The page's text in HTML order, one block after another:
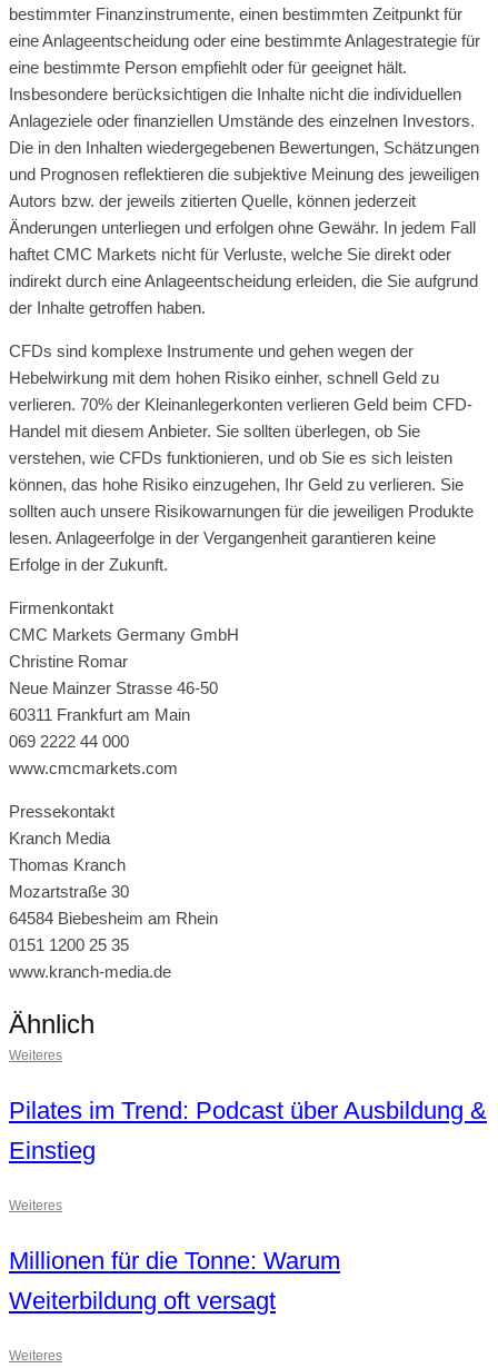
bestimmter Finanzinstrumente, einen bestimmten Zeitpunkt für
eine Anlageentscheidung oder eine bestimmte Anlagestrategie für
eine bestimmte Person empfiehlt oder für geeignet hält.
Insbesondere berücksichtigen die Inhalte nicht die individuellen
Anlageziele oder finanziellen Umstände des einzelnen Investors.
Die in den Inhalten wiedergegebenen Bewertungen, Schätzungen
und Prognosen reflektieren die subjektive Meinung des jeweiligen
Autors bzw. der jeweils zitierten Quelle, können jederzeit
Änderungen unterliegen und erfolgen ohne Gewähr. In jedem Fall
haftet CMC Markets nicht für Verluste, welche Sie direkt oder
indirekt durch eine Anlageentscheidung erleiden, die Sie aufgrund
der Inhalte getroffen haben.
CFDs sind komplexe Instrumente und gehen wegen der
Hebelwirkung mit dem hohen Risiko einher, schnell Geld zu
verlieren. 70% der Kleinanlegerkonten verlieren Geld beim CFD-
Handel mit diesem Anbieter. Sie sollten überlegen, ob Sie
verstehen, wie CFDs funktionieren, und ob Sie es sich leisten
können, das hohe Risiko einzugehen, Ihr Geld zu verlieren. Sie
sollten auch unsere Risikowarnungen für die jeweiligen Produkte
lesen. Anlageerfolge in der Vergangenheit garantieren keine
Erfolge in der Zukunft.
Firmenkontakt
CMC Markets Germany GmbH
Christine Romar
Neue Mainzer Strasse 46-50
60311 Frankfurt am Main
069 2222 44 000
www.cmcmarkets.com
Pressekontakt
Kranch Media
Thomas Kranch
Mozartstraße 30
64584 Biebesheim am Rhein
0151 1200 25 35
www.kranch-media.de
Ähnlich
Weiteres
Pilates im Trend: Podcast über Ausbildung &
Einstieg
Weiteres
Millionen für die Tonne: Warum
Weiterbildung oft versagt
Weiteres